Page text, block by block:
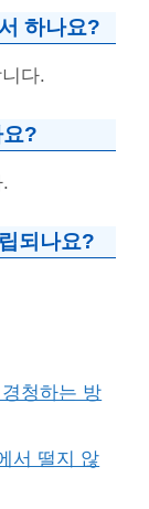
하나요?
다.
?
되나요?
청하는 방
서 떨지 않